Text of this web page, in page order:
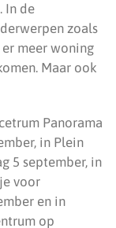
In de
zoals
meer woning
Maar ook
Panorama
in Plein
5 september, in
voor
en in
op